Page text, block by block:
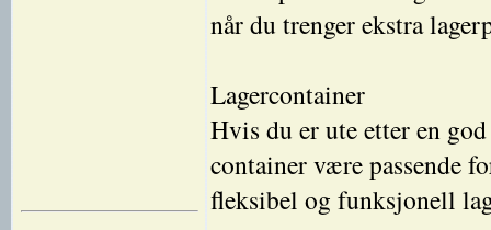
når du trenger ekstra
Lagercontainer
Hvis du er ute etter en
container være passende
fleksibel og funksjonell